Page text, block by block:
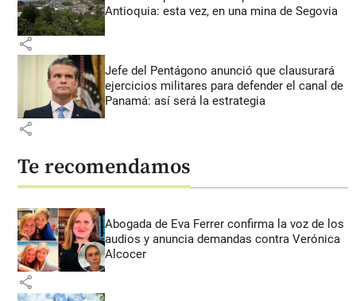
Antioquia: esta vez, en una mina de Segovia
share
Jefe del Pentágono anunció que clausurará
ejercicios militares para defender el canal de
Panamá: así será la estrategia
share
Te recomendamos
Abogada de Eva Ferrer confirma la voz de los
audios y anuncia demandas contra Verónica
Alcocer
share